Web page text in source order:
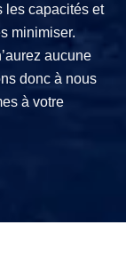
les capacités et
minimiser.
aucune
donc à nous
à votre